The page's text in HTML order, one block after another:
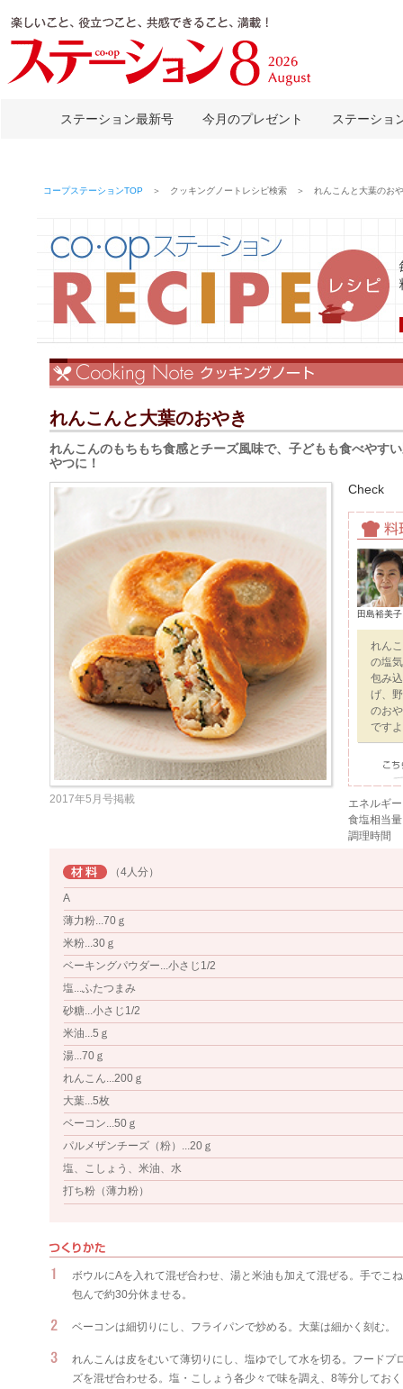
ステーション最新号 今月のプレゼント ステーショ
コープステーションTOP ＞ クッキングノートレシピ検索 ＞ れんこんと大葉のお
れんこんと大葉のおやき
れんこんのもちもち食感とチーズ風味で、子どもも食べやす
やつに！
2017年5月号掲載
Check
田島裕美
れん
の塩
包み
げ、
のお
です
エネルギー
食塩相当量
調理時間
（4人分）
A
薄力粉...70ｇ
米粉...30ｇ
ベーキングパウダー...小さじ1/2
塩...ふたつまみ
砂糖...小さじ1/2
米油...5ｇ
湯...70ｇ
れんこん...200ｇ
大葉...5枚
ベーコン...50ｇ
パルメザンチーズ（粉）...20ｇ
塩、こしょう、米油、水
打ち粉（薄力粉）
ボウルにAを入れて混ぜ合わせ、湯と米油も加えて混ぜる。手でこ
包んで約30分休ませる。
ベーコンは細切りにし、フライパンで炒める。大葉は細かく刻む。
れんこんは皮をむいて薄切りにし、塩ゆでして水を切る。フード
ズを混ぜ合わせる。塩・こしょう各少々で味を調え、8等分してお